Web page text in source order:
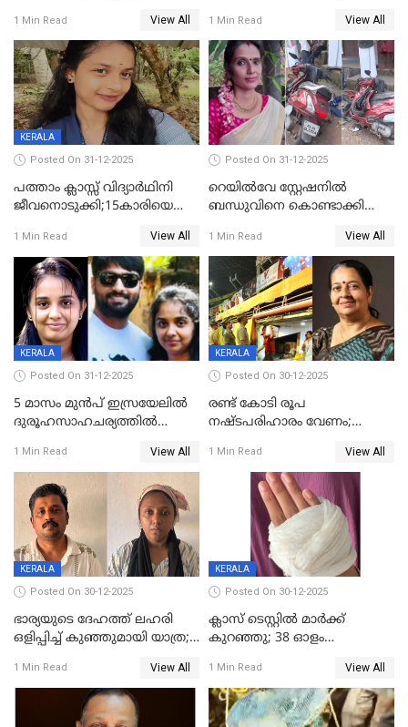
സംഭവം കൈതപ്പൊയിലില്‍
1 Min Read View All 1 Min Read View All
KERALA
Posted On 31-12-2025
പത്താം ക്ലാസ്സ് വിദ്യാര്‍ഥിനി
ജീവനൊടുക്കി;15കാരിയെ
കിടപ്പുമുറിയില്‍ തൂങ്ങി മരിച്ച
നിലയിൽ
1 Min Read View All
Posted On 31-12-2025
റെയിൽവേ സ്റ്റേഷനിൽ
ബന്ധുവിനെ കൊണ്ടാക്കി
ലോറി സ്കൂട്ടറിൽ ഇടിച്ചു :
യുവതിക്ക് ദാരുണാന്ത്യം
1 Min Read View All
KERALA
Posted On 31-12-2025
5 മാസം മുൻപ് ഇസ്രയേലിൽ
ദുരൂഹസാഹചര്യത്തിൽ
മലയാളി യുവാവിന്റെ ഭാര്യയും
മരിച്ചു
1 Min Read View All
KERALA
Posted On 30-12-2025
രണ്ട് കോടി രൂപ
നഷ്ടപരിഹാരം വേണം;
നോട്ടീസയച്ച് ഉമാ തോമസ്
1 Min Read View All
KERALA
Posted On 30-12-2025
ഭാര്യയുടെ ദേഹത്ത് ലഹരി
ഒളിപ്പിച്ച് കുഞ്ഞുമായി യാത്ര;
പിടികൂടി പൊലീസ്
1 Min Read View All
KERALA
Posted On 30-12-2025
ക്ലാസ് ടെസ്റ്റിൽ മാർക്ക്
കുറഞ്ഞു; 38 ഓളം
സെന്ററിലെ അധ്യാപകന്‍
മർദിച്ചതായി പരാതി
1 Min Read View All